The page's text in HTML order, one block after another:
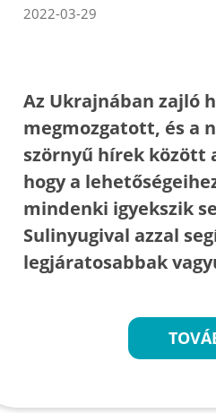
2022-03-29
Az Ukrajnában zajló
megmozgatott, és a
szörnyű hírek között
hogy a
mindenki igyekszik
Sulinyugival azzal
legjáratosabbak